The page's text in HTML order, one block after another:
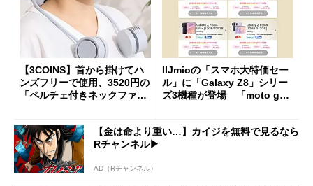
【3COINS】首から掛けてハ
ンズフリーで使用、3520円の
「ペルチェ付きネックファ
IIJmioの「スマホ大特価セー
ル」に「Galaxy Z8」シリー
ズ3機種が登場 「moto g37
【金は命より重い…】カイジを無料で見るなら
Rチャンネル▶︎
AD（Rチャンネル）